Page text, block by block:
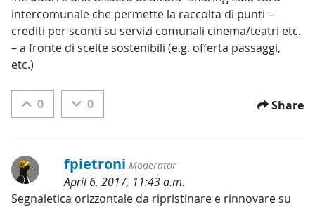
intercomunale che permette la raccolta di punti –
crediti per sconti su servizi comunali cinema/teatri etc.
– a fronte di scelte sostenibili (e.g. offerta passaggi,
etc.)
0 0 Share
fpietroni Moderator
April 6, 2017, 11:43 a.m.
Categories:
Segnaletica orizzontale da ripristinare e rinnovare su